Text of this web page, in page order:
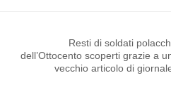
Resti di soldati
dell’Ottocento scoperti grazie a
vecchio articolo di